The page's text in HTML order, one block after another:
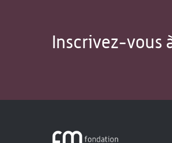
Inscrivez-vous